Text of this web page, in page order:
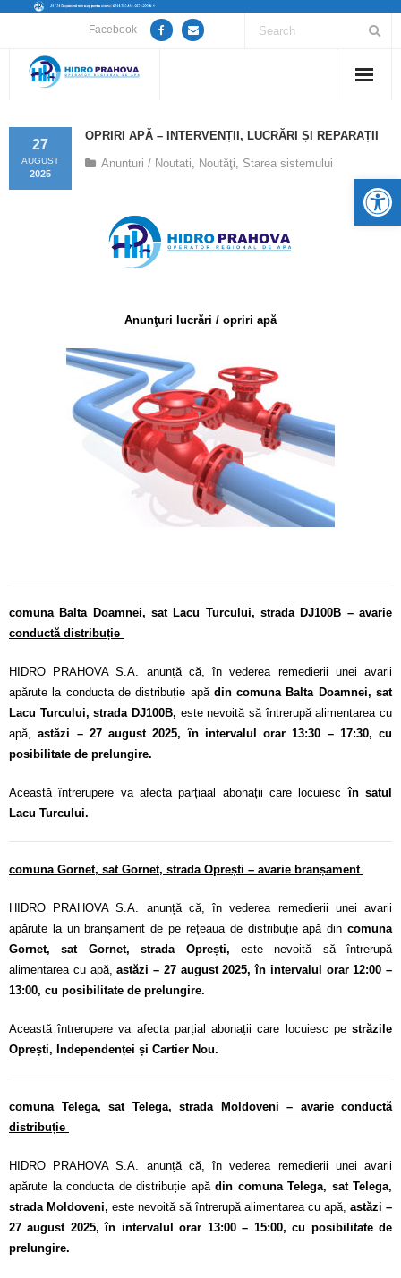
Facebook
Despre noi
Guvernanță Corporativă
Informații de interes public
Calitatea apei
OPRIRI APĂ – INTERVENȚII, LUCRĂRI ȘI REPARAȚII
27
AUGUST
2025
Anunturi / Noutati, Noutăţi, Starea sistemului
Anunţuri lucrări / opriri apă
comuna Balta Doamnei, sat Lacu Turcului, strada DJ100B – avarie
conductă distribuție
HIDRO PRAHOVA S.A. anunță că, în vederea remedierii unei avarii
apărute la conducta de distribuție apă din comuna Balta Doamnei, sat
Lacu Turcului, strada DJ100B, este nevoită să întrerupă alimentarea cu
apă,
astăzi – 27 august 2025, în intervalul orar 13:30 – 17:30, cu
posibilitate de prelungire.
Această întrerupere va afecta parțiaal abonații care locuiescîn satul
Lacu Turcului.
comuna Gornet, sat Gornet, strada Oprești – avarie branșament
HIDRO PRAHOVA S.A. anunță că, în vederea remedierii unei avarii
apărute la un branșament de pe rețeaua de distribuție apă din comuna
Gornet, sat Gornet, strada Oprești, este nevoită să întrerupă
alimentarea cu apă,astăzi – 27 august 2025, în intervalul orar 12:00 –
13:00, cu posibilitate de prelungire.
Această întrerupere va afecta parțial abonații care locuiesc pestrăzile
Oprești, Independenței și Cartier Nou.
comuna Telega, sat Telega, strada Moldoveni – avarie conductă
distribuție
HIDRO PRAHOVA S.A. anunță că, în vederea remedierii unei avarii
apărute la conducta de distribuție apă din comuna Telega, sat Telega,
strada Moldoveni, este nevoită să întrerupă alimentarea cu apă, astăzi –
27 august 2025, în intervalul orar 13:00 – 15:00, cu posibilitate de
prelungire.